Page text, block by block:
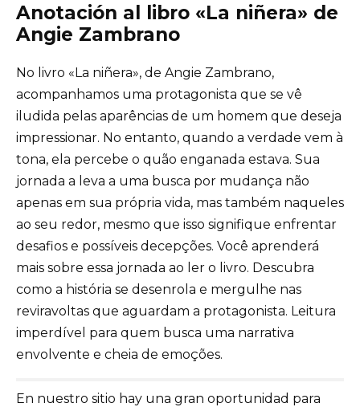
Anotación al libro «La niñera» de
Angie Zambrano
No livro «La niñera», de Angie Zambrano,
acompanhamos uma protagonista que se vê
iludida pelas aparências de um homem que deseja
impressionar. No entanto, quando a verdade vem à
tona, ela percebe o quão enganada estava. Sua
jornada a leva a uma busca por mudança não
apenas em sua própria vida, mas também naqueles
ao seu redor, mesmo que isso signifique enfrentar
desafios e possíveis decepções. Você aprenderá
mais sobre essa jornada ao ler o livro. Descubra
como a história se desenrola e mergulhe nas
reviravoltas que aguardam a protagonista. Leitura
imperdível para quem busca uma narrativa
envolvente e cheia de emoções.
En nuestro sitio hay una gran oportunidad para